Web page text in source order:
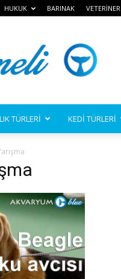
HUKUK BARINAK VETERİNER
TÜRLERİ KEDİ TÜRLERİ